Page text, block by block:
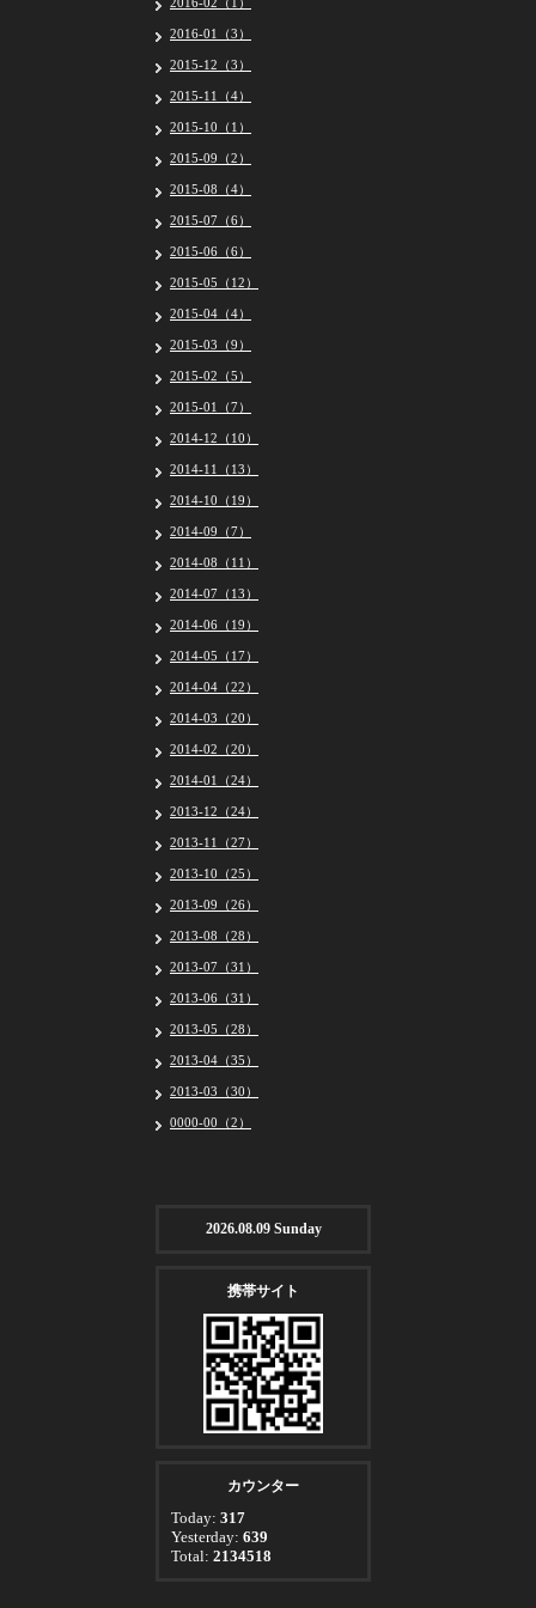
2016-01（3）
2015-12（3）
2015-11（4）
2015-10（1）
2015-09（2）
2015-08（4）
2015-07（6）
2015-06（6）
2015-05（12）
2015-04（4）
2015-03（9）
2015-02（5）
2015-01（7）
2014-12（10）
2014-11（13）
2014-10（19）
2014-09（7）
2014-08（11）
2014-07（13）
2014-06（19）
2014-05（17）
2014-04（22）
2014-03（20）
2014-02（20）
2014-01（24）
2013-12（24）
2013-11（27）
2013-10（25）
2013-09（26）
2013-08（28）
2013-07（31）
2013-06（31）
2013-05（28）
2013-04（35）
2013-03（30）
0000-00（2）
2026.08.09 Sunday
携帯サイト
カウンター
Today: 317
Yesterday: 639
Total: 2134518